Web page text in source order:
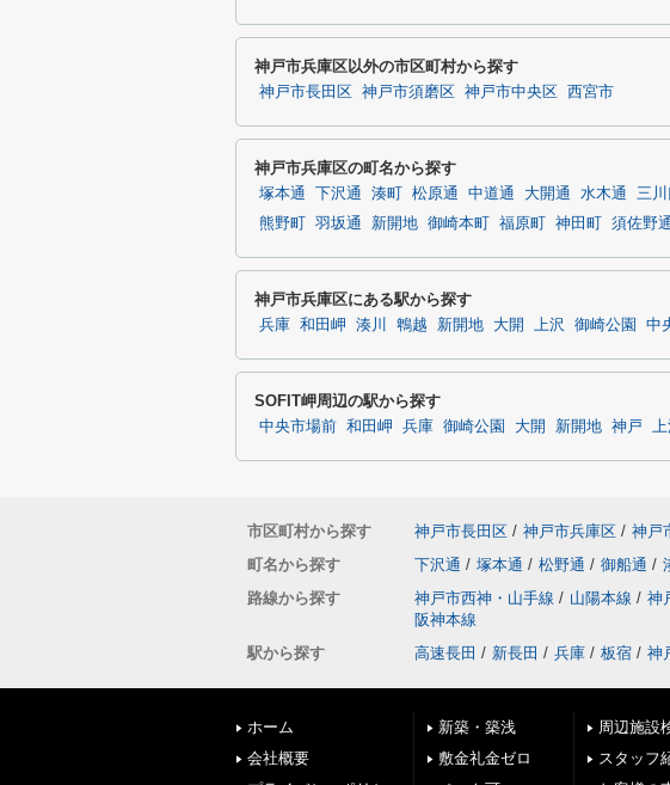
神戸市兵庫区以外の市区町村から探す
神戸市長田区 神戸市須磨区 神戸市中央区 西宮市
神戸市兵庫区の町名から探す
塚本通 下沢通 湊町 松原通 中道通 大開通 水木通 三川
熊野町
羽坂通 新開地 御崎本町 福原町 神田町 須佐野
神戸市兵庫区にある駅から探す
兵庫 和田岬 湊川 鵯越 新開地 大開 上沢 御崎公園 中
SOFIT岬周辺の駅から探す
中央市場前 和田岬 兵庫 御崎公園 大開 新開地 神戸 上
市区町村から探す 神戸市長田区 / 神戸市兵庫区 / 神戸
町名から探す
下沢通 / 塚本通 / 松野通 / 御船通 /
路線から探す
神戸市西神・山手線 / 山陽本線 / 神
阪神本線
駅から探す
高速長田 / 新長田 / 兵庫 / 板宿 / 神
ホーム
会社概要
新築・築浅
敷金礼金ゼロ
周辺施設
スタッフ